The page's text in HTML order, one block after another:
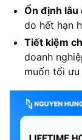
Ổn định lâu
do hết hạn
Tiết kiệm
doanh
muốn tối ưu